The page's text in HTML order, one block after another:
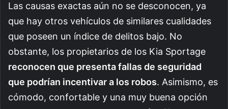
Las causas exactas aún no se desconocen, ya
que hay otros vehículos de similares cualidades
que poseen un índice de delitos bajo. No
obstante, los propietarios de los Kia Sportage
reconocen que presenta fallas de seguridad
que podrían incentivar a los robos. Asimismo, es
cómodo, confortable y una muy buena opción